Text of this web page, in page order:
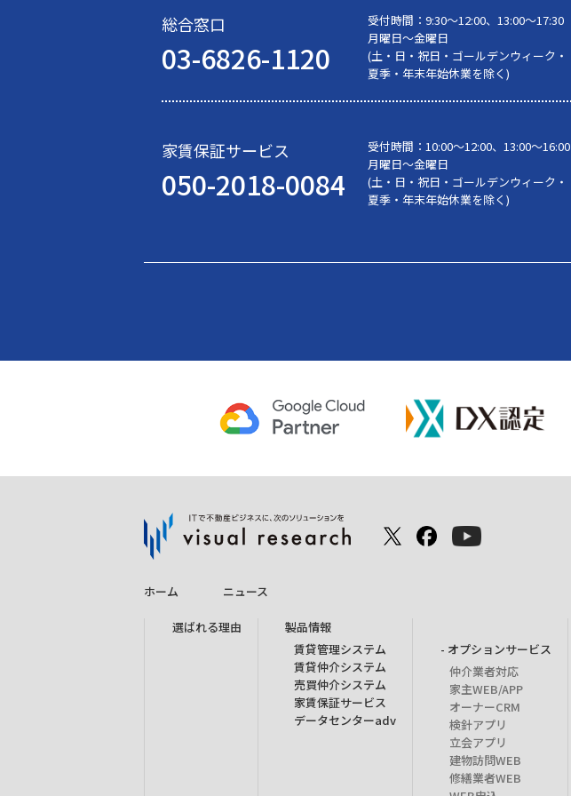
総合窓口
03-6826-1120
受付時間：9:30〜12:00、13:00～17:30
月曜日～金曜日
(土・日・祝日・ゴールデンウィーク・
夏季・年末年始休業を除く)
家賃保証サービス
050-2018-0084
受付時間：10:00〜12:00、13:00～16:00
月曜日～金曜日
(土・日・祝日・ゴールデンウィーク・
夏季・年末年始休業を除く)
ホーム ニュース
選ばれる理由
製品情報
賃貸管理システム
賃貸仲介システム
売買仲介システム
家賃保証サービス
データセンターadv
- オプションサービス
仲介業者対応
家主WEB/APP
オーナーCRM
検針アプリ
立会アプリ
建物訪問WEB
修繕業者WEB